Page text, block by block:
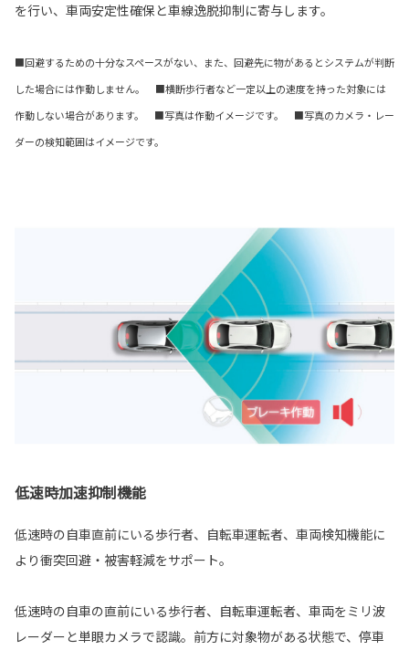
を行い、車両安定性確保と車線逸脱抑制に寄与します。
■回避するための十分なスペースがない、また、回避先に物があるとシステムが判断
した場合には作動しません。 ■横断歩行者など一定以上の速度を持った対象には
作動しない場合があります。 ■写真は作動イメージです。 ■写真のカメラ・レー
ダーの検知範囲はイメージです。
低速時加速抑制機能
低速時の自車直前にいる歩行者、自転車運転者、車両検知機能に
より衝突回避・被害軽減をサポート。
低速時の自車の直前にいる歩行者、自転車運転者、車両をミリ波
レーダーと単眼カメラで認識。前方に対象物がある状態で、停車